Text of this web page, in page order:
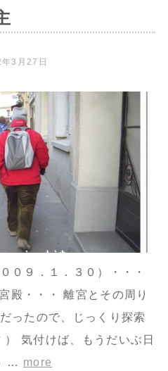
3月27日
０９．１．３０）・・・
殿・・・ 離宮とその周り
ったので、じっくり探索
気付けば、もうだいぶ日
… more